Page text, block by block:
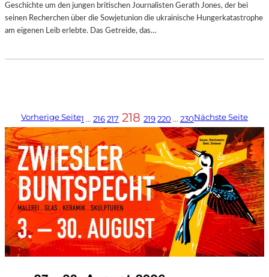
Geschichte um den jungen britischen Journalisten Gerath Jones, der bei
seinen Recherchen über die Sowjetunion die ukrainische Hungerkatastrophe
am eigenen Leib erlebte. Das Getreide, das…
Vorherige Seite1 … 216217 218 219220 … 230Nächste Seite